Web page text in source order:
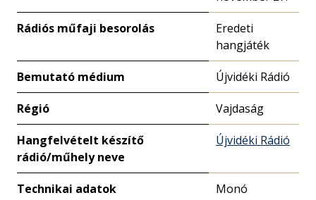
Rádiós műfaji besorolás
Eredeti
hangjáték
Bemutató médium Újvidéki Rádió
Régió Vajdaság
Hangfelvételt készítő
rádió/műhely neve
Újvidéki Rádió
Technikai adatok Monó